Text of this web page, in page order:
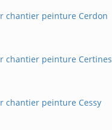
chantier peinture Cerdon
chantier peinture Certines
chantier peinture Cessy